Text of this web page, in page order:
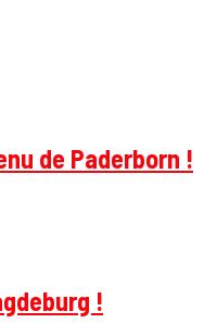
de Paderborn !
!